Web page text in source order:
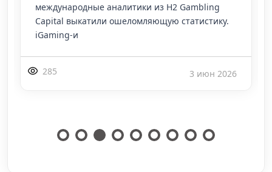
законопроекту, который может навсегда
закрыть эпоху сверхдоходов в европейском
iGaming. Чиновники пл
380 25 мая 2026